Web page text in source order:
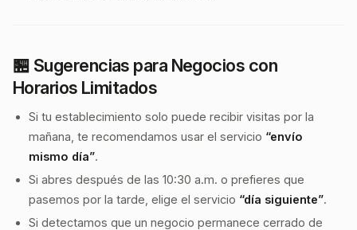
🏪 Sugerencias para Negocios con
Horarios Limitados
Si tu establecimiento solo puede recibir visitas por la
mañana, te recomendamos usar el servicio “envío
mismo día”.
Si abres después de las 10:30 a.m. o prefieres que
pasemos por la tarde, elige el servicio “día siguiente”.
Si detectamos que un negocio permanece cerrado de